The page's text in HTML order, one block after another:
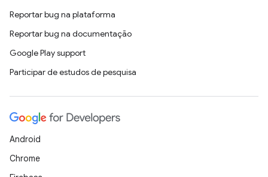
Reportar bug na plataforma
Reportar bug na documentação
Google Play support
Participar de estudos de pesquisa
Android
Chrome